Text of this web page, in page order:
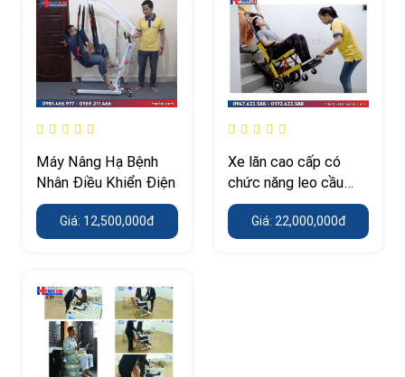
Máy Nâng Hạ Bệnh
Nhân Điều Khiển Điện
Giá: 12,500,000đ
Xe lăn cao cấp có
chức năng leo cầu
thang
Giá: 22,000,000đ